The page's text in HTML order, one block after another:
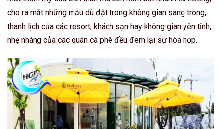
cho ra mắt những mẫu dù đặt trong không gian sang trong,
thanh lịch của các resort, khách sạn hay không gian yên tĩnh,
nhẹ nhàng của các quán cà phê đều đem lại sự hòa hợp.